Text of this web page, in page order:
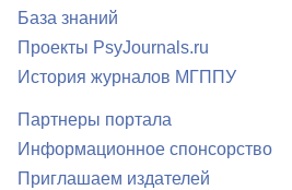
База знаний
Проекты PsyJournals.ru
История журналов МГППУ
Партнеры портала
Информационное спонсорство
Приглашаем издателей